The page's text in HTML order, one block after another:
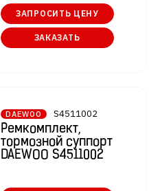
ЗАПРОСИТЬ ЦЕНУ
ЗАКАЗАТЬ
DAEWOO S4511002
Ремкомплект,
тормозной суппорт
DAEWOO S4511002